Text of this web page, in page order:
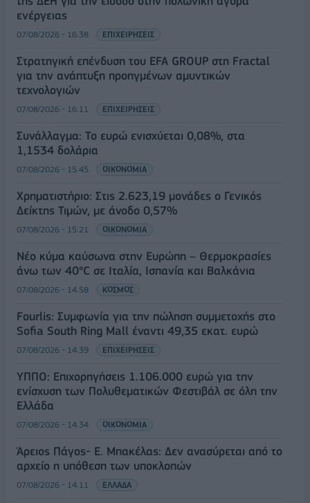
ενέργειας
07/08/2026 - 16:38 ΕΠΙΧΕΙΡΗΣΕΙΣ
Στρατηγική επένδυση του EFA GROUP στη Fractal
για την ανάπτυξη προηγμένων αμυντικών
τεχνολογιών
07/08/2026 - 16:11 ΕΠΙΧΕΙΡΗΣΕΙΣ
Συνάλλαγμα: Το ευρώ ενισχύεται 0,08%, στα
1,1534 δολάρια
07/08/2026 - 15:45 ΟΙΚΟΝΟΜΙΑ
Χρηματιστήριο: Στις 2.623,19 μονάδες ο Γενικός
Δείκτης Τιμών, με άνοδο 0,57%
07/08/2026 - 15:21 ΟΙΚΟΝΟΜΙΑ
Νέο κύμα καύσωνα στην Ευρώπη – Θερμοκρασίες
άνω των 40°C σε Ιταλία, Ισπανία και Βαλκάνια
07/08/2026 - 14:58 ΚΟΣΜΟΣ
Fourlis: Συμφωνία για την πώληση συμμετοχής στο
Sofia South Ring Mall έναντι 49,35 εκατ. ευρώ
07/08/2026 - 14:39 ΕΠΙΧΕΙΡΗΣΕΙΣ
ΥΠΠΟ: Επιχορηγήσεις 1.106.000 ευρώ για την
ενίσχυση των Πολυθεματικών Φεστιβάλ σε όλη την
Ελλάδα
07/08/2026 - 14:34 ΟΙΚΟΝΟΜΙΑ
Άρειος Πάγος- Ε. Μπακέλας: Δεν ανασύρεται από το
αρχείο η υπόθεση των υποκλοπών
07/08/2026 - 14:11 ΕΛΛΑΔΑ